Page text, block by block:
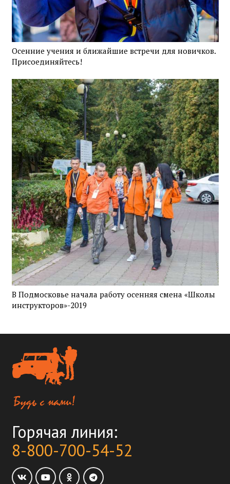
Осенние учения и ближайшие встречи для новичков.
Присоединяйтесь!
В Подмосковье начала работу осенняя смена «Школы
инструкторов»-2019
Горячая линия:
8-800-700-54-52